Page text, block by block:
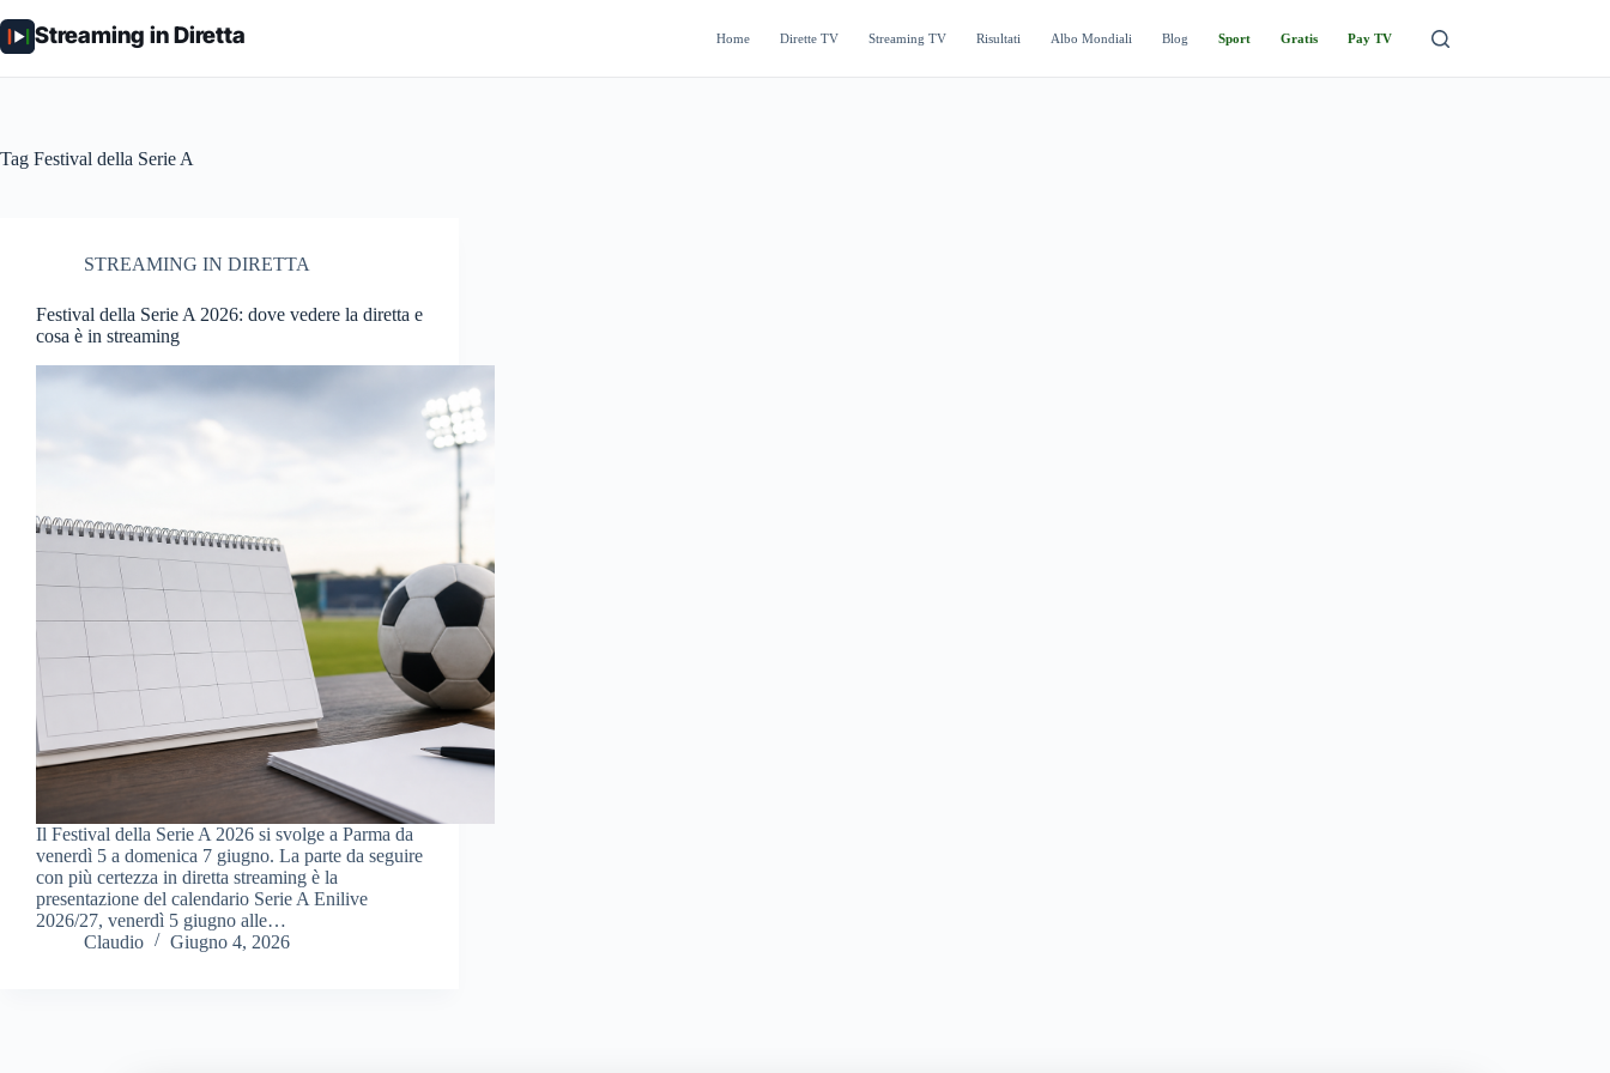
al
contenuto
Streaming in Diretta Home Dirette TV Streaming TV Risultati Albo Mondiali Blog Sport Gratis Pay TV
Tag Festival della Serie A
STREAMING IN DIRETTA
Festival della Serie A 2026: dove vedere la diretta e
cosa è in streaming
Il Festival della Serie A 2026 si svolge a Parma da
venerdì 5 a domenica 7 giugno. La parte da seguire
con più certezza in diretta streaming è la
presentazione del calendario Serie A Enilive
2026/27, venerdì 5 giugno alle…
Claudio
Giugno 4, 2026